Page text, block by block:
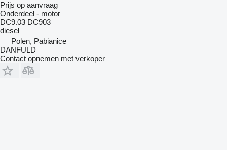
Prijs op aanvraag
Onderdeel - motor
DC9.03 DC903
diesel
Polen, Pabianice
DANFULD
Contact opnemen met verkoper